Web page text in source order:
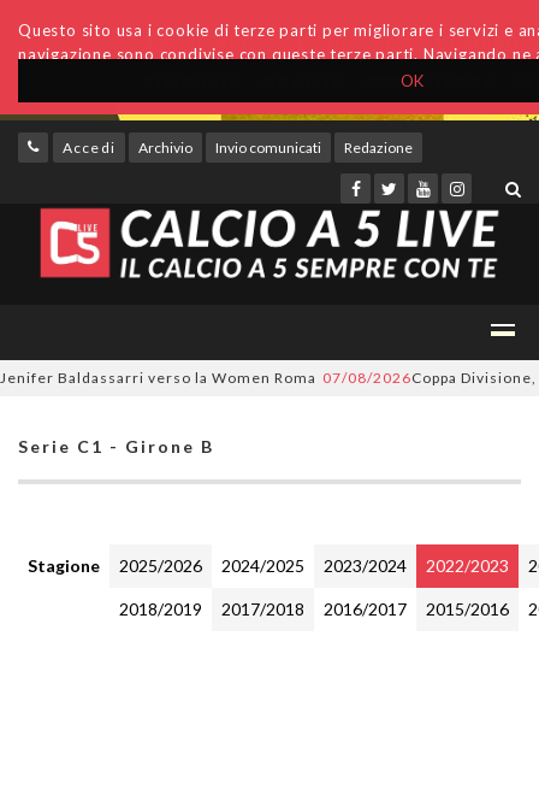
OK
Questo sito usa i cookie di terze parti per migliorare i servizi e
navigazione sono condivise con queste terze parti. Navigando
Accedi Archivio Invio comunicati Redazione
Baldassarri verso la Women Roma 07/08/2026Coppa Divisione, si
Serie C1 - Girone B
Stagione 2025/2026 2024/2025 2023/2024 2022/2023
2018/2019 2017/2018 2016/2017 2015/2016